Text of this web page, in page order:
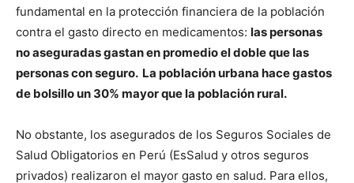
fundamental en la protección financiera de la población
contra el gasto directo en medicamentos: las personas
no aseguradas gastan en promedio el doble que las
personas con seguro. La población urbana hace gastos
de bolsillo un 30% mayor que la población rural.
No obstante, los asegurados de los Seguros Sociales de
Salud Obligatorios en Perú (EsSalud y otros seguros
privados) realizaron el mayor gasto en salud. Para ellos,